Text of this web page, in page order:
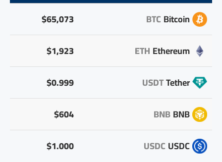
Bitcoin
BTC
$65,073
Ethereum
ETH
$1,923
Tether
USDT
$0.999
BNB
BNB
$604
USDC
USDC
$1.000